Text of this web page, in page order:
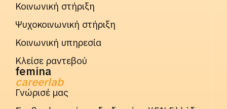
Κοινωνική στήριξη
Ψυχοκοινωνική στήριξη
Κοινωνική υπηρεσία
Κλείσε ραντεβού
femina
careerlab
Γνώρισέ μας